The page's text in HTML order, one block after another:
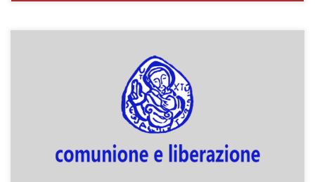
XXX ANNIVERSARIO ORDINAZIONE MONS. SANTORO LUNEDì 29
GIUGNO ORE 19.00 CATTEDRALE SAN CATALDO. per la
partecipazione alla celebrazione avremmo intenzione di
predisporre il bus Kyma. Chiediamo di confermare adesione in
segreteria così da valutarne la fattibilità SCUOLA DI COMUNITA’
Nel mese di GIUGNO si lavora sul settimo capitolo del libro […]